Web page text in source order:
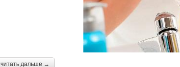
читать дальше →